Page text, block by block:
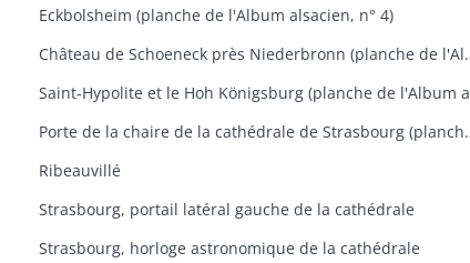
Eckbolsheim (planche de l'Album alsacien, n° 4)
Château de
Porte de la chaire de la
Ribeauvillé
Strasbourg, portail latéral gauche de la cathédrale
Strasbourg, horloge astronomique de la cathédrale